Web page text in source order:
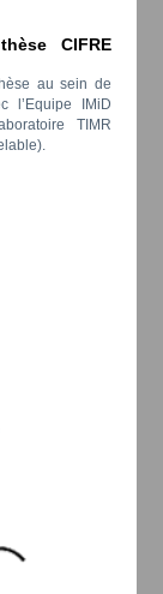
CIFRE
au sein de
l’Equipe IMiD
TIMR